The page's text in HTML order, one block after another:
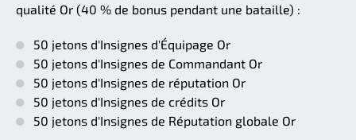
qualité Or (40 % de bonus pendant une bataille) :
50 jetons d'Insignes d'Équipage Or
50 jetons d'Insignes de Commandant Or
50 jetons d'Insignes de réputation Or
50 jetons d'Insignes de crédits Or
50 jetons d'Insignes de Réputation globale Or